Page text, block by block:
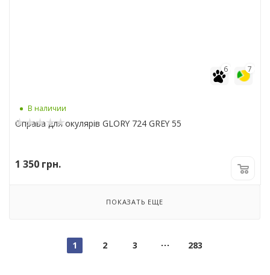
7
6
В наличии
Оправа для окулярів GLORY 724 GREY 55
1 350 грн.
ПОКАЗАТЬ ЕЩЕ
1 2 3 283